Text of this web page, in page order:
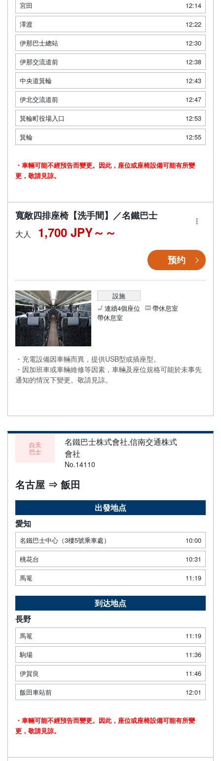
宮田
12:14
澤渡
12:22
伊那巴士總站
12:30
伊那交流道前
12:38
中央道箕輪
12:43
伊北交流道前
12:47
箕輪町役場入口
12:53
箕輪
12:55
・車輛可能不經預告而變更。因此，座位或座椅設備可能有所變
更，敬請見諒。
寬敞四排座椅【洗手間】／名鐵巴士
大人 1,700 JPY～
预约
設施
連續4個座位
帶休息室
帶休息室
・充電設備因車輛而異，提供USB型或插座型。
・因加班車或車輛維修等因素，車輛及座位規格可能於未事先
通知的情況下變更。敬請見諒。
白天
巴士
名鐵巴士株式會社,信南交通株式
會社
No.14110
名古屋 ⇒ 飯田
出發地点
愛知
名鐵巴士中心（3樓5號乘車處）
10:00
桃花台
10:31
馬篭
11:19
到达地点
長野
馬篭
11:19
駒場
11:36
伊賀良
11:46
飯田車站前
12:01
・車輛可能不經預告而變更。因此，座位或座椅設備可能有所變
更，敬請見諒。